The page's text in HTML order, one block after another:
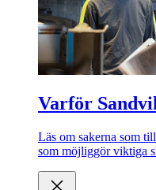
Varför
Läs om sakerna som
som möjliggör viktiga